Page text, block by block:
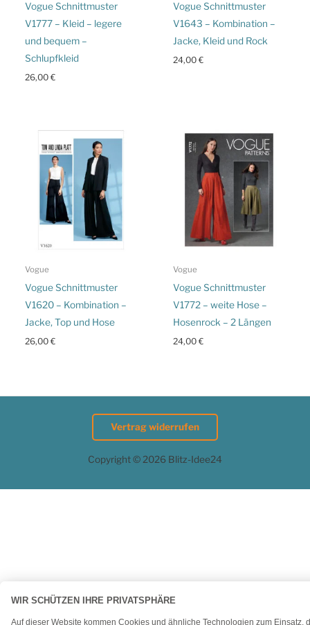
Vogue Schnittmuster
V1777 – Kleid – legere
und bequem –
Schlupfkleid
26,00€
Vogue Schnittmuster
V1643 – Kombination –
Jacke, Kleid und Rock
24,00€
Vogue
Vogue Schnittmuster
V1620 – Kombination –
Jacke, Top und Hose
26,00€
Vogue
Vogue Schnittmuster
V1772 – weite Hose –
Hosenrock – 2 Längen
24,00€
Vertrag widerrufen
Copyright © 2026 Blitz-Idee24